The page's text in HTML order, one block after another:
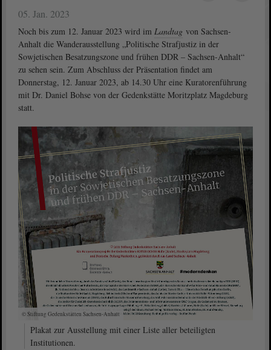
05. Jan. 2023
Noch bis zum 12. Januar 2023 wird im Landtag von Sachsen-
Anhalt die Wanderausstellung „Politische Strafjustiz in der
Sowjetischen Besatzungszone und frühen DDR – Sachsen-Anhalt“
zu sehen sein. Zum Abschluss der Präsentation findet am
Donnerstag, 12. Januar 2023, ab 14.30 Uhr eine Kuratorenführung
mit Dr. Daniel Bohse von der Gedenkstätte Moritzplatz Magdeburg
statt.
© Stiftung Gedenkstätten Sachsen-Anhalt
Plakat zur Ausstellung mit einer Liste aller beteiligten
Institutionen.